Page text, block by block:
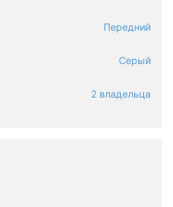
Передний
Серый
2 владельца